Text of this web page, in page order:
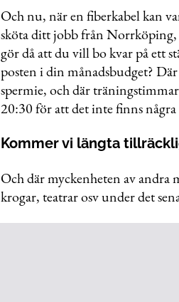
Och nu, när en fiberkabel kan
sköta ditt jobb från Norrköping,
gör då att du vill bo kvar på ett
posten i din månadsbudget?
spermie, och där
20:30 för att det inte finns några
Kommer vi längta
Och där myckenheten av andra
krogar, teatrar osv under det